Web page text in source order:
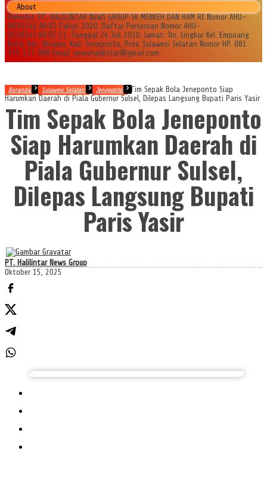
About
Penerbit PT. HALILINTAR NEWS GROUP SK MENKEH DAN HAM RI Nomor AHU-
0035545.AH.01.Tahun 2020. Daftar Perseroan Nomor AHU-
0120147.AH.01.11. Tanggal 24 Juli 2020. lamat: Jln. Lingkar Kel. Empoang
Kota, Kec. Binamu, Kab. Jeneponto, Prov. Sulawesi Selatan Nomor HP. 081
355 177 988 Email: newshalilintar@gmail.com
Beranda Sulawesi Selatan Jeneponto
Tim Sepak Bola Jeneponto Siap
Harumkan Daerah di Piala Gubernur Sulsel, Dilepas Langsung Bupati Paris Yasir
Tim Sepak Bola Jeneponto
Siap Harumkan Daerah di
Piala Gubernur Sulsel,
Dilepas Langsung Bupati
Paris Yasir
PT. Halilintar News Group
Oktober 15, 2025